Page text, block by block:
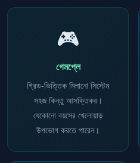
🎮
গেমপ্লে
গ্রিড-ভিত্তিক মিলানো সিস্টেম
সহজ কিন্তু আসক্তিকর।
যেকোনো বয়সের খেলোয়াড়
উপভোগ করতে পারেন।